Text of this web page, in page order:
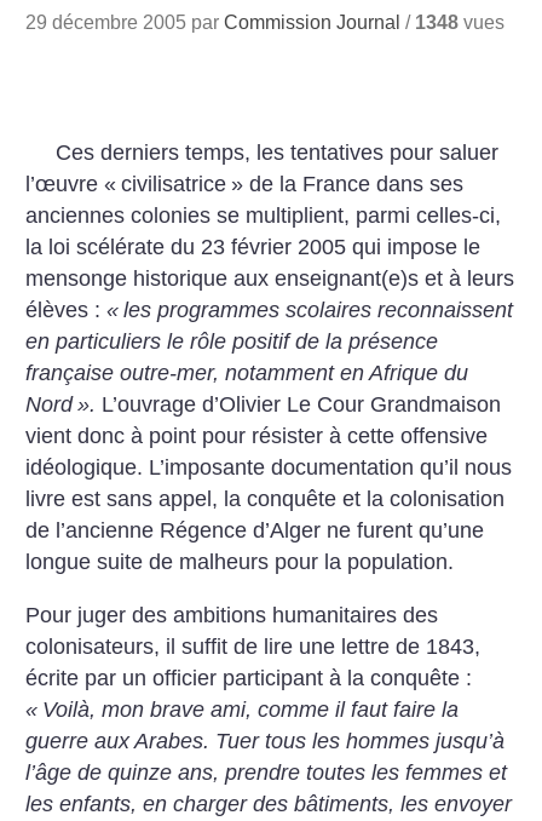
29 décembre 2005 parCommission Journal / 1348 vues
Ces derniers temps, les tentatives pour saluer
l’œuvre « civilisatrice » de la France dans ses
anciennes colonies se multiplient, parmi celles-ci,
la loi scélérate du 23 février 2005 qui impose le
mensonge historique aux enseignant(e)s et à leurs
élèves :« les programmes scolaires reconnaissent
en particuliers le rôle positif de la présence
française outre-mer, notamment en Afrique du
Nord ». L’ouvrage d’Olivier Le Cour Grandmaison
vient donc à point pour résister à cette offensive
idéologique. L’imposante documentation qu’il nous
livre est sans appel, la conquête et la colonisation
de l’ancienne Régence d’Alger ne furent qu’une
longue suite de malheurs pour la population.
Pour juger des ambitions humanitaires des
colonisateurs, il suffit de lire une lettre de 1843,
écrite par un officier participant à la conquête :
« Voilà, mon brave ami, comme il faut faire la
guerre aux Arabes. Tuer tous les hommes jusqu’à
l’âge de quinze ans, prendre toutes les femmes et
les enfants, en charger des bâtiments, les envoyer